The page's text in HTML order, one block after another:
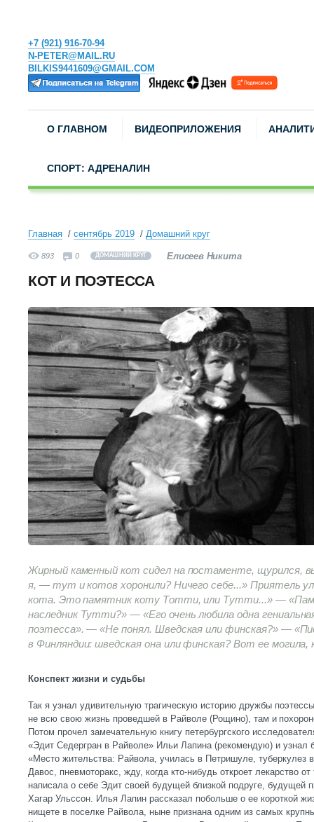
+7 (921) 916-70-94
N-PETER@MAIL.RU
BILKIS9441609@GMAIL.COM
О ГЛАВНОМ ВИДЕОПРИЛОЖЕНИЯ
СПОРТ: АДРЕНАЛИН
Главная сентябрь 2019 Домашний круг
893 0 ДОМАШНИЙ КРУГ Елисеев Никита
КОТ И ПОЭТЕССА
Жирный каменный кот сидел на постаменте, щурился,
я, — тут и котов хоронили? Ничего себе...» Приятель
кота. Это памятник коту Тотти, или Тутти...» —
наследник Тутти?» — «Его очень любила одна
поэтесса». — «Не понял. Шведская или финская?» —
в Финляндии: шведская она или финская? Вот ее
Конспект жизни и судьбы
Так я узнал удивительную трагическую историю дружбы
не всю свою жизнь проведшей в Райволе (Рощино), там и
Потом прочел замечательную книгу петербургского
«Эдит Седергран в Райволе» Ильи Лапина (рекомендую) и узнал
«Место жительства: Райвола, училась в Петришуле, туберкулез
Давос, пневмоторакс, жду, когда кто-нибудь откроет лекарство
написала о себе Эдит своей будущей близкой подруге, будущей
Хагар Ульссон. Илья Лапин рассказал побольше о ее короткой
нищете в поселке Райвола, ныне признана одним из самых